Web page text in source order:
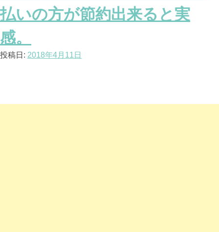
払いの方が節約出来ると実
感。
投稿日: 2018年4月11日